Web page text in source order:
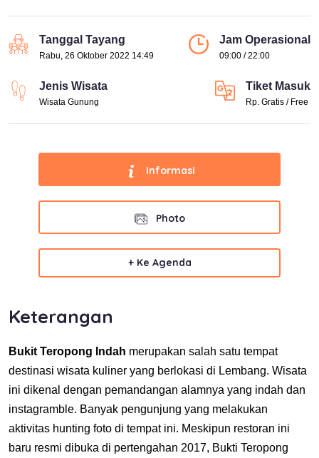
Tanggal Tayang
Rabu, 26 Oktober 2022 14:49
Jam Operasional
09:00 / 22:00
Jenis Wisata
Wisata Gunung
Tiket Masuk
Rp. Gratis / Free
Informasi
Photo
+ Ke Agenda
Keterangan
Bukit Teropong Indah merupakan salah satu tempat
destinasi wisata kuliner yang berlokasi di Lembang. Wisata
ini dikenal dengan pemandangan alamnya yang indah dan
instagramble. Banyak pengunjung yang melakukan
aktivitas hunting foto di tempat ini. Meskipun restoran ini
baru resmi dibuka di pertengahan 2017, Bukti Teropong